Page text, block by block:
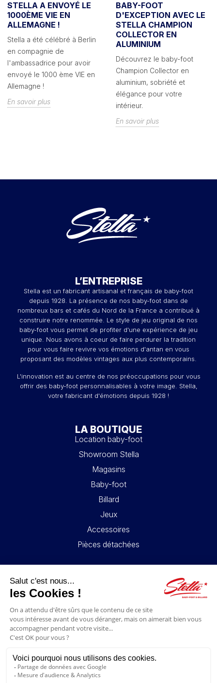
STELLA A ENVOYÉ LE
1000ÈME VIE EN
ALLEMAGNE !
Stella a été célébré à Berlin
en compagnie de
l'ambassadrice pour avoir
envoyé le 1000 ème VIE en
Allemagne !
En savoir plus
BABY-FOOT
D'EXCEPTION AVEC LE
STELLA CHAMPION
COLLECTOR EN
ALUMINIUM
Découvrez le baby-foot
Champion Collector en
aluminium, sobriété et
élégance pour votre
intérieur.
En savoir plus
L’ENTREPRISE
Stella est un fabricant artisanal et français de baby-foot
depuis 1928. La présence de nos baby-foot dans de
nombreux bars et cafés du Nord de la France a contribué à
construire notre renommée. Le style de jeu original de nos
baby-foot vous permet de profiter d'une expérience de jeu
unique. Nous avons à coeur de faire perdurer la tradition
pour vous faire revivre vos émotions d'antan en vous
proposant des modèles vintages aux plus contemporains.
L'innovation est au centre de nos préoccupations pour vous
offrir des baby-foot personnalisables à votre image. Stella,
votre fabricant d'émotions depuis 1928 !
LA BOUTIQUE
Location baby-foot
Showroom Stella
Magasins
Baby-foot
Billard
Jeux
Accessoires
Pièces détachées
CGV
Mon compte
FAQ